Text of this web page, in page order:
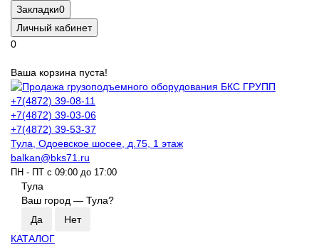
Закладки0
Личный кабинет
0
Ваша корзина пуста!
+7(4872) 39-08-11
+7(4872) 39-03-06
+7(4872) 39-53-37
Тула, Одоевское шосее, д.75, 1 этаж
balkan@bks71.ru
ПН - ПТ с 09:00 до 17:00
Тула
Ваш город — Тула?
КАТАЛОГ